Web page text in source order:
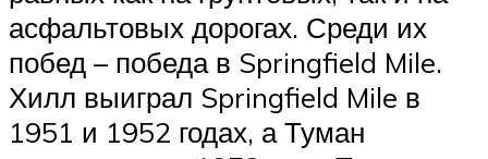
асфальтовых дорогах. Среди их
побед – победа в Springfield Mile.
Хилл выиграл Springfield Mile в
1951 и 1952 годах, а Туман